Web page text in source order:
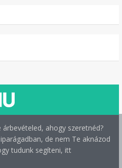
ahogy szeretnéd?
de nem Te aknázod
tudunk segíteni, itt